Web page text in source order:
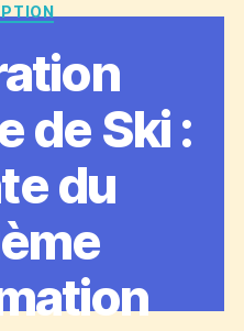
de Ski :
du